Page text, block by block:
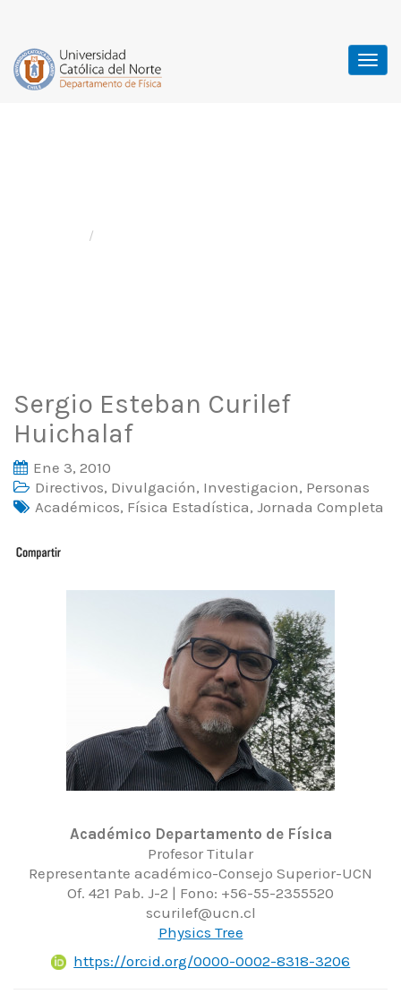
Sergio Esteban Curilef
Huichalaf
Ene 3, 2010
Directivos, Divulgación, Investigacion, Personas
Académicos, Física Estadística, Jornada Completa
Académico Departamento de Física
Profesor Titular
Representante académico-Consejo Superior-UCN
Of. 421 Pab. J-2 | Fono: +56-55-2355520
scurilef@ucn.cl
Physics Tree
https://orcid.org/0000-0002-8318-3206